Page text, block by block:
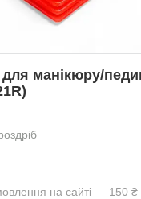
манікюру/
на сайті — 150 ₴